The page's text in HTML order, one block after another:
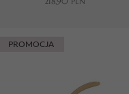
PROMOCJA